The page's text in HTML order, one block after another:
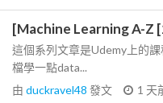
[Machine Learning A-Z
這個系列文章是Udemy上的
檔學一點data...
由 duckravel48 發文 1 天